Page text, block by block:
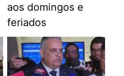
aos domingos e
feriados